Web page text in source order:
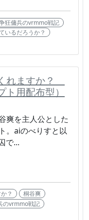
狂傭兵のvrmmo戦記
いるだろうか？
れますか？
用配布型）
爽を主人公とした
。aiのべりすと以
で...
？
桐谷爽
のvrmmo戦記